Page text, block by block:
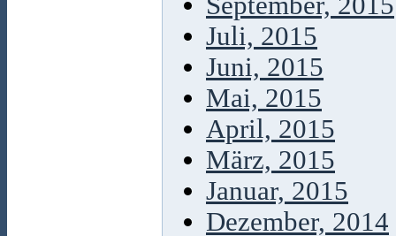
Juli, 2015
Juni, 2015
Mai, 2015
April, 2015
März, 2015
Januar, 2015
Dezember, 2014